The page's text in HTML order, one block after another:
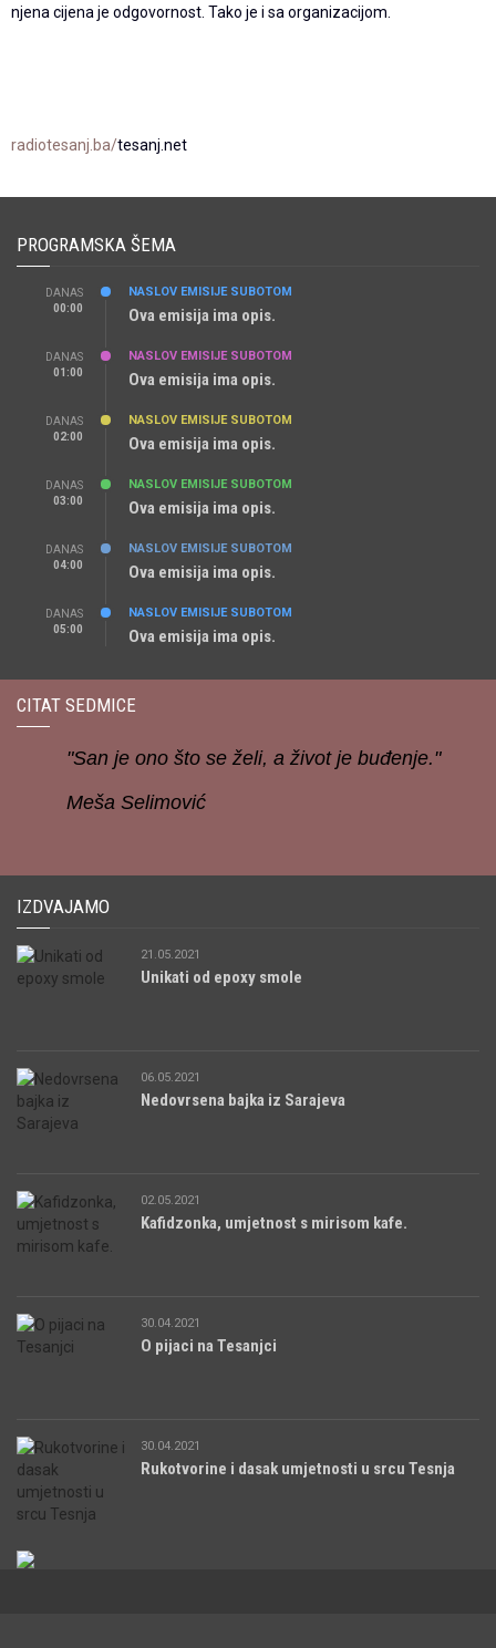
njena cijena je odgovornost. Tako je i sa organizacijom.
radiotesanj.ba/tesanj.net
PROGRAMSKA ŠEMA
DANAS
00:00
NASLOV EMISIJE SUBOTOM
Ova emisija ima opis.
DANAS
01:00
NASLOV EMISIJE SUBOTOM
Ova emisija ima opis.
DANAS
02:00
NASLOV EMISIJE SUBOTOM
Ova emisija ima opis.
DANAS
03:00
NASLOV EMISIJE SUBOTOM
Ova emisija ima opis.
DANAS
04:00
NASLOV EMISIJE SUBOTOM
Ova emisija ima opis.
DANAS
05:00
NASLOV EMISIJE SUBOTOM
Ova emisija ima opis.
CITAT SEDMICE
"San je ono što se želi, a život je buđenje."
Meša Selimović
IZDVAJAMO
21.05.2021
Unikati od epoxy smole
06.05.2021
Nedovrsena bajka iz Sarajeva
02.05.2021
Kafidzonka, umjetnost s mirisom kafe.
30.04.2021
O pijaci na Tesanjci
30.04.2021
Rukotvorine i dasak umjetnosti u srcu Tesnja